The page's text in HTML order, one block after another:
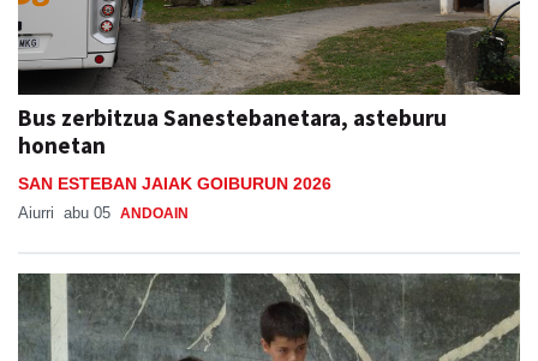
Bus zerbitzua Sanestebanetara, asteburu
honetan
SAN ESTEBAN JAIAK GOIBURUN 2026
Aiurri abu 05 ANDOAIN